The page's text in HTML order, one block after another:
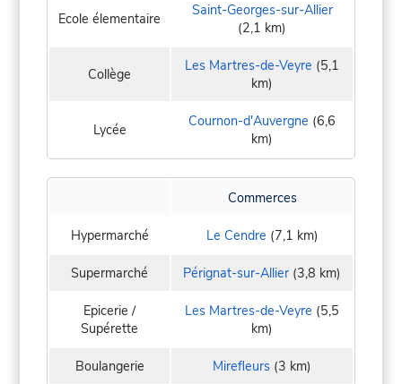
Ecole élementaire
Saint-Georges-sur-Allier
(2,1 km)
Collège Les Martres-de-Veyre (5,1
km)
Lycée Cournon-d'Auvergne (6,6
km)
Commerces
Hypermarché Le Cendre (7,1 km)
Supermarché Pérignat-sur-Allier (3,8 km)
Epicerie /
Supérette
Les Martres-de-Veyre (5,5
km)
Boulangerie Mirefleurs (3 km)